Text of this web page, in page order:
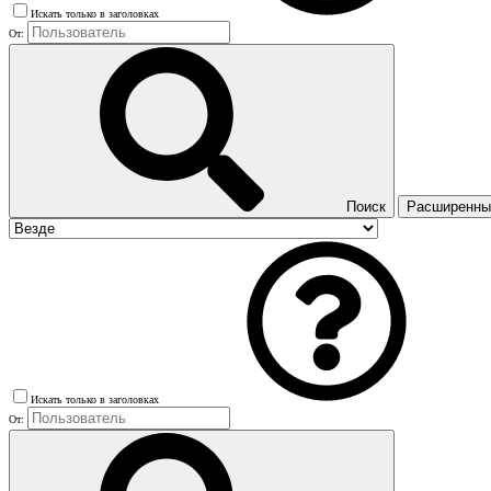
Искать только в заголовках
От:
Поиск
Искать только в заголовках
От: